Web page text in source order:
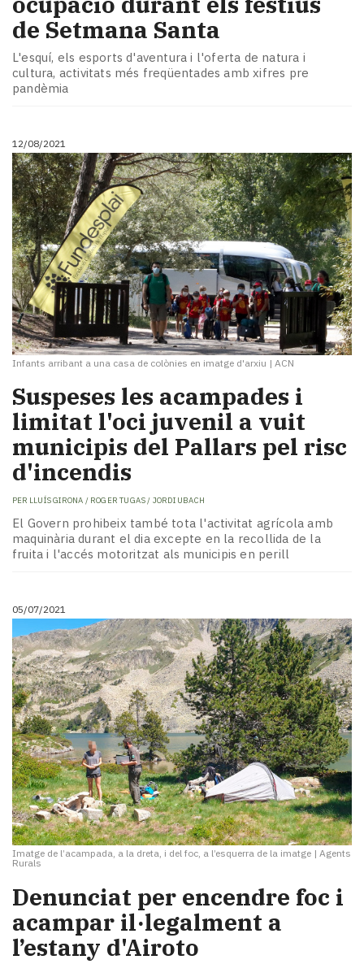
de Setmana Santa
L'esquí, els esports d'aventura i l'oferta de natura i
cultura, activitats més freqüentades amb xifres pre
pandèmia
12/08/2021
Infants arribant a una casa de colònies en imatge d'arxiu | ACN
Suspeses les acampades i
limitat l'oci juvenil a vuit
municipis del Pallars pel risc
d'incendis
PER LLUÍS GIRONA / ROGER TUGAS / JORDI UBACH
El Govern prohibeix també tota l'activitat agrícola amb
maquinària durant el dia excepte en la recollida de la
fruita i l'accés motoritzat als municipis en perill
05/07/2021
Imatge de l’acampada, a la dreta, i del foc, a l’esquerra de la imatge | Agents
Rurals
Denunciat per encendre foc i
acampar il·legalment a
l’estany d'Airoto